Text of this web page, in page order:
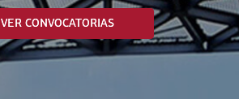
VER CONVOCATORIAS